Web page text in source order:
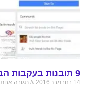
9 תובנות בעקבות הביטול של כנס אקטיביסטה
14 בנובמבר 2016 תגובה אחת